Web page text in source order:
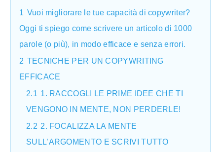
1 Vuoi migliorare le tue capacità di copywriter?
Oggi ti spiego come scrivere un articolo di 1000
parole (o più), in modo efficace e senza errori.
2 TECNICHE PER UN COPYWRITING
EFFICACE
2.1 1. RACCOGLI LE PRIME IDEE CHE TI
VENGONO IN MENTE, NON PERDERLE!
2.2 2. FOCALIZZA LA MENTE
SULL’ARGOMENTO E SCRIVI TUTTO